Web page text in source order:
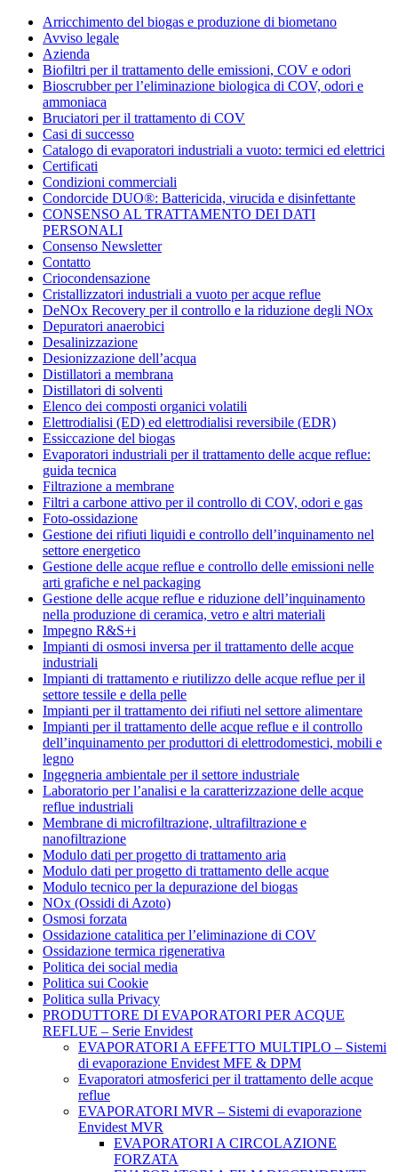
Condorchem
Enviro
Solutions
Arricchimento del biogas e produzione di biometano
Avviso legale
Azienda
Biofiltri per il trattamento delle emissioni, COV e odori
Bioscrubber per l’eliminazione biologica di COV, odori e
ammoniaca
Bruciatori per il trattamento di COV
Casi di successo
Catalogo di evaporatori industriali a vuoto: termici ed elettrici
Certificati
Condizioni commerciali
Condorcide DUO®: Battericida, virucida e disinfettante
CONSENSO AL TRATTAMENTO DEI DATI
PERSONALI
Consenso Newsletter
Contatto
Criocondensazione
Cristallizzatori industriali a vuoto per acque reflue
DeNOx Recovery per il controllo e la riduzione degli NOx
Depuratori anaerobici
Desalinizzazione
Desionizzazione dell’acqua
Distillatori a membrana
Distillatori di solventi
Elenco dei composti organici volatili
Elettrodialisi (ED) ed elettrodialisi reversibile (EDR)
Essiccazione del biogas
Evaporatori industriali per il trattamento delle acque reflue:
guida tecnica
Filtrazione a membrane
Filtri a carbone attivo per il controllo di COV, odori e gas
Foto-ossidazione
Gestione dei rifiuti liquidi e controllo dell’inquinamento nel
settore energetico
Gestione delle acque reflue e controllo delle emissioni nelle
arti grafiche e nel packaging
Gestione delle acque reflue e riduzione dell’inquinamento
nella produzione di ceramica, vetro e altri materiali
Impegno R&S+i
Impianti di osmosi inversa per il trattamento delle acque
industriali
Impianti di trattamento e riutilizzo delle acque reflue per il
settore tessile e della pelle
Impianti per il trattamento dei rifiuti nel settore alimentare
Impianti per il trattamento delle acque reflue e il controllo
dell’inquinamento per produttori di elettrodomestici, mobili e
legno
Ingegneria ambientale per il settore industriale
Laboratorio per l’analisi e la caratterizzazione delle acque
reflue industriali
Membrane di microfiltrazione, ultrafiltrazione e
nanofiltrazione
Modulo dati per progetto di trattamento aria
Modulo dati per progetto di trattamento delle acque
Modulo tecnico per la depurazione del biogas
NOx (Ossidi di Azoto)
Osmosi forzata
Ossidazione catalitica per l’eliminazione di COV
Ossidazione termica rigenerativa
Politica dei social media
Politica sui Cookie
Politica sulla Privacy
PRODUTTORE DI EVAPORATORI PER ACQUE
REFLUE – Serie Envidest
EVAPORATORI A EFFETTO MULTIPLO – Sistemi
di evaporazione Envidest MFE & DPM
Evaporatori atmosferici per il trattamento delle acque
reflue
EVAPORATORI MVR – Sistemi di evaporazione
Envidest MVR
EVAPORATORI A CIRCOLAZIONE
FORZATA